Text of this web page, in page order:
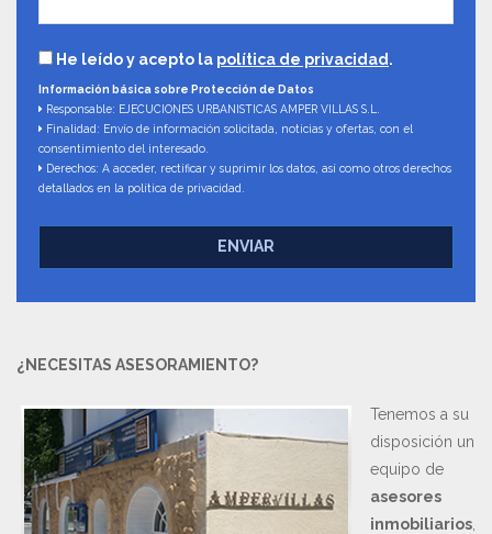
He leído y acepto la política de privacidad .
Información básica sobre Protección de Datos
Responsable: EJECUCIONES URBANISTICAS AMPER VILLAS S.L.
Finalidad: Envío de información solicitada, noticias y ofertas, con el
consentimiento del interesado.
Derechos: A acceder, rectificar y suprimir los datos, así como otros derechos
detallados en la política de privacidad.
ENVIAR
¿NECESITAS ASESORAMIENTO?
Tenemos a su
disposición un
equipo de
asesores
inmobiliarios,